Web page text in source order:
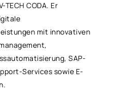
CODA. Er
mit innovativen
SAP-
Services sowie E-